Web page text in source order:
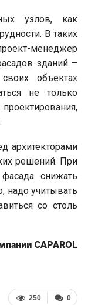
узлов, как
В таких
менеджер
зданий. –
объектах
не только
архитекторами
решений. При
снижать
надо учитывать
со столь
CAPAROL
0
250